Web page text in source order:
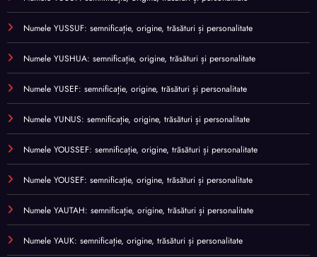
Numele YUSSUF: semnificație, origine, trăsături și personalitate
Numele YUSHUA: semnificație, origine, trăsături și personalitate
Numele YUSEF: semnificație, origine, trăsături și personalitate
Numele YUNUS: semnificație, origine, trăsături și personalitate
Numele YOUSSEF: semnificație, origine, trăsături și personalitate
Numele YOUSEF: semnificație, origine, trăsături și personalitate
Numele YAUTAH: semnificație, origine, trăsături și personalitate
Numele YAUK: semnificație, origine, trăsături și personalitate